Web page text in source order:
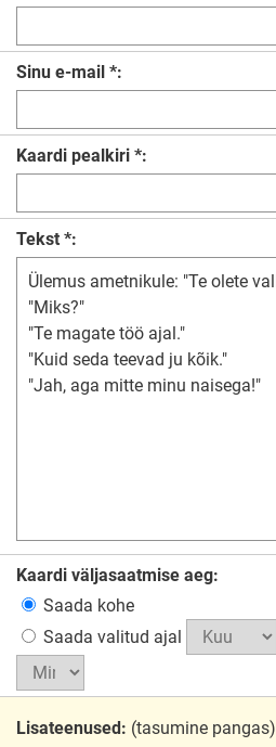
Sinu e-mail *:
Kaardi pealkiri *:
Tekst *:
Kaardi väljasaatmise aeg:
Saada kohe
Saada valitud ajal
Lisateenused: (tasumine pangas)